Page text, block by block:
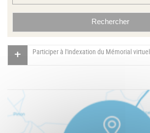
Participer à l'indexation du Mémorial virtuel